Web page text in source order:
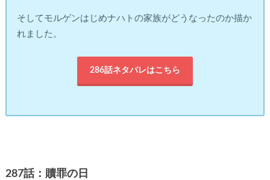
そしてモルゲンはじめナハトの家族がどうなったのか描か
れました。
286話ネタバレはこちら
287話：贖罪の日